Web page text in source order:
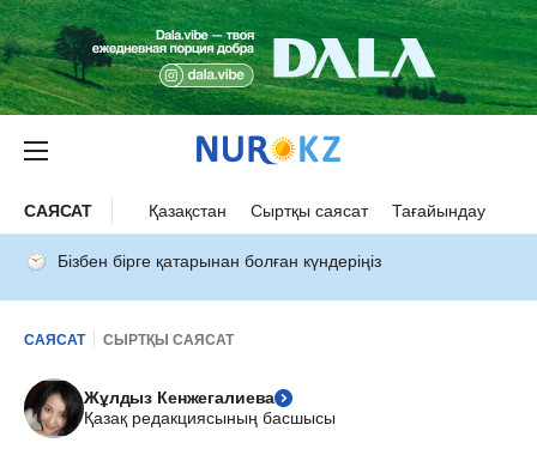
САЯСАТ Қазақстан Сыртқы саясат Тағайындау
Бізбен бірге қатарынан болған күндеріңіз
САЯСАТ СЫРТҚЫ САЯСАТ
Жұлдыз Кенжегалиева
Қазақ редакциясының басшысы